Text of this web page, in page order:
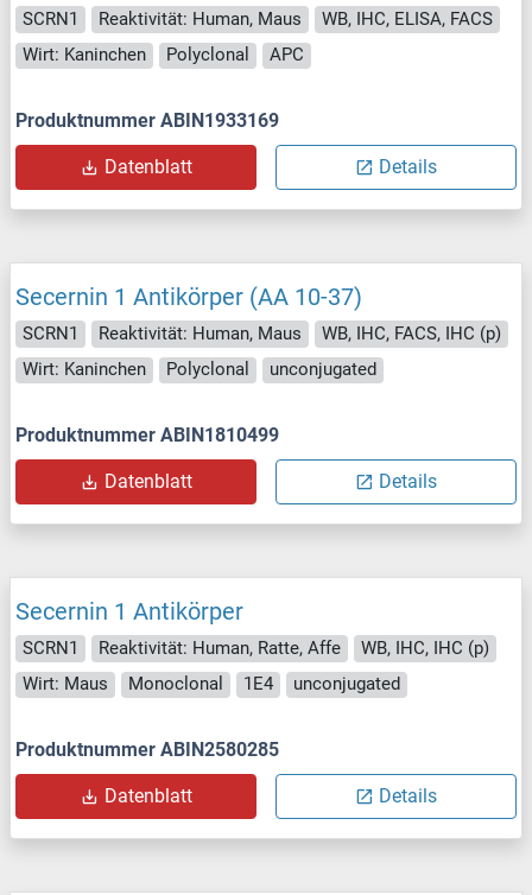
SCRN1 Reaktivität: Human, Maus
WB, IHC, ELISA, FACS
Wirt: Kaninchen
Polyclonal APC
Produktnummer ABIN1933169
Datenblatt Details
Secernin 1 Antikörper (AA 10-37)
SCRN1 Reaktivität: Human, Maus
WB, IHC, FACS, IHC (p)
Wirt: Kaninchen
Polyclonal unconjugated
Produktnummer ABIN1810499
Datenblatt Details
Secernin 1 Antikörper
SCRN1 Reaktivität: Human, Ratte, Affe
WB, IHC, IHC (p)
Wirt: Maus
Monoclonal 1E4 unconjugated
Produktnummer ABIN2580285
Datenblatt Details